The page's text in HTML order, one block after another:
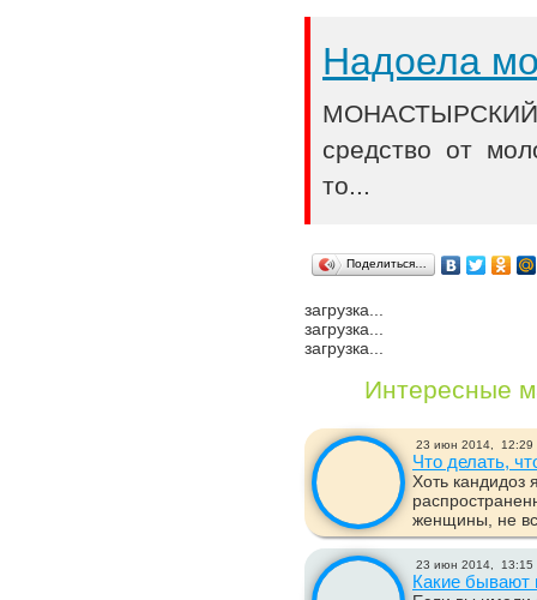
Надоела
средство от
то...
Поделиться…
загрузка...
загрузка...
загрузка...
Интересные
23 июн 2014, 12:29
Что делать,
Хоть кандидоз
женщины, не
23 июн 2014, 13:15
Какие бывают